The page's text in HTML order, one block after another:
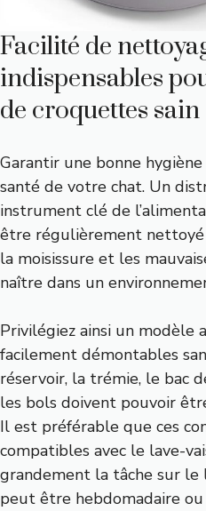
Facilité de
indispensables
de croquettes sain
Garantir une bonne
santé de votre chat. Un
instrument clé de
être régulièrement
la moisissure et les
naître dans un
Privilégiez ainsi un modèle
facilement démontables
réservoir, la trémie, le bac
les bols doivent pouvoir
Il est préférable que ces
compatibles avec le lave-
grandement la tâche sur le
peut être hebdomadaire